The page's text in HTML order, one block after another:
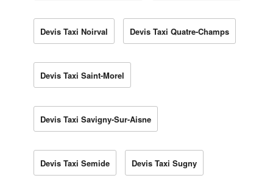
Devis Taxi Noirval Devis Taxi Quatre-Champs
Devis Taxi Saint-Morel
Devis Taxi Savigny-Sur-Aisne
Devis Taxi Semide Devis Taxi Sugny